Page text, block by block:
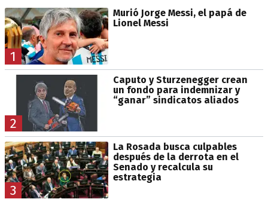
1
Murió Jorge Messi, el papá de
Lionel Messi
2
Caputo y Sturzenegger crean
un fondo para indemnizar y
“ganar” sindicatos aliados
3
La Rosada busca culpables
después de la derrota en el
Senado y recalcula su
estrategia